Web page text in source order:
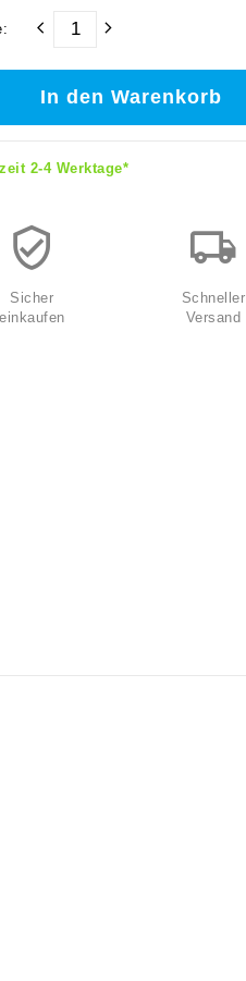
In den Warenkorb
2-4 Werktage*
Sicher
einkaufen
Schneller
Versand